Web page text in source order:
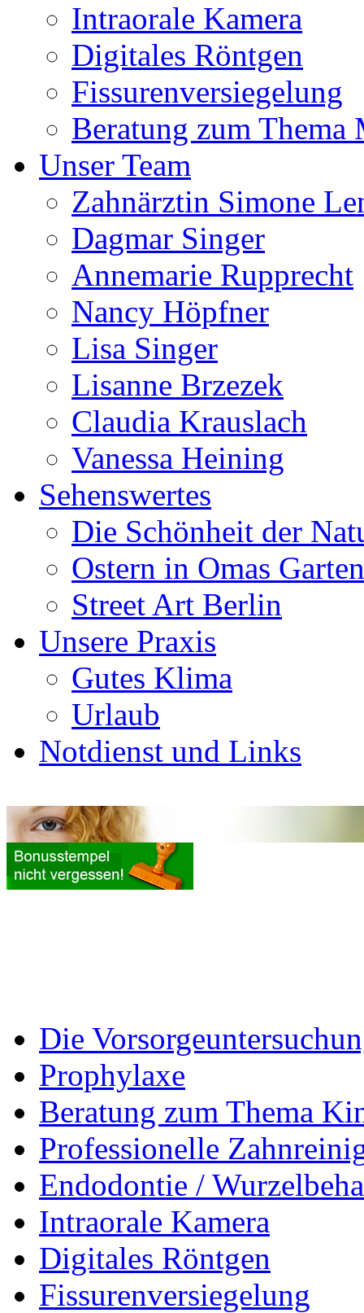
Intraorale Kamera
Digitales Röntgen
Fissurenversiegelung
Beratung zum Thema
Unser Team
Zahnärztin Simone
Dagmar Singer
Annemarie Rupprecht
Nancy Höpfner
Lisa Singer
Lisanne Brzezek
Claudia Krauslach
Vanessa Heining
Sehenswertes
Die Schönheit der
Ostern in Omas Garten
Street Art Berlin
Unsere Praxis
Gutes Klima
Urlaub
Notdienst und Links
Die
Prophylaxe
Beratung zum Thema
Professionelle
Endodontie /
Intraorale Kamera
Digitales Röntgen
Fissurenversiegelung